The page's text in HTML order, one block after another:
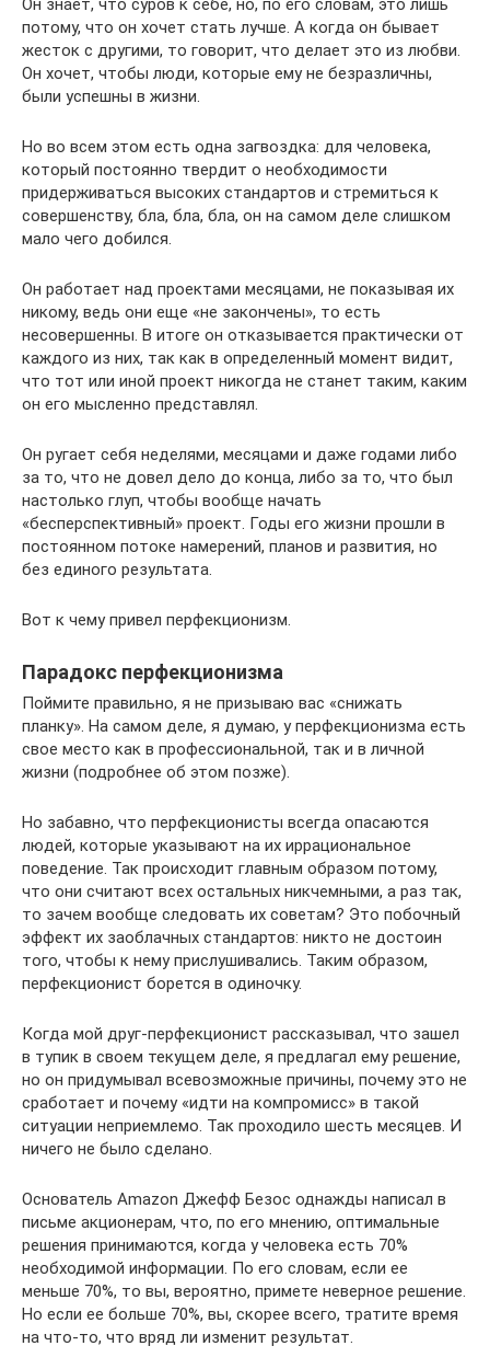
Он знает, что суров к себе, но, по его словам, это лишь
потому, что он хочет стать лучше. А когда он бывает
жесток с другими, то говорит, что делает это из любви.
Он хочет, чтобы люди, которые ему не безразличны,
были успешны в жизни.
Но во всем этом есть одна загвоздка: для человека,
который постоянно твердит о необходимости
придерживаться высоких стандартов и стремиться к
совершенству, бла, бла, бла, он на самом деле слишком
мало чего добился.
Он работает над проектами месяцами, не показывая их
никому, ведь они еще «не закончены», то есть
несовершенны. В итоге он отказывается практически от
каждого из них, так как в определенный момент видит,
что тот или иной проект никогда не станет таким, каким
он его мысленно представлял.
Он ругает себя неделями, месяцами и даже годами либо
за то, что не довел дело до конца, либо за то, что был
настолько глуп, чтобы вообще начать
«бесперспективный» проект. Годы его жизни прошли в
постоянном потоке намерений, планов и развития, но
без единого результата.
Вот к чему привел перфекционизм.
Парадокс перфекционизма
Поймите правильно, я не призываю вас «снижать
планку». На самом деле, я думаю, у перфекционизма есть
свое место как в профессиональной, так и в личной
жизни (подробнее об этом позже).
Но забавно, что перфекционисты всегда опасаются
людей, которые указывают на их иррациональное
поведение. Так происходит главным образом потому,
что они считают всех остальных никчемными, а раз так,
то зачем вообще следовать их советам? Это побочный
эффект их заоблачных стандартов: никто не достоин
того, чтобы к нему прислушивались. Таким образом,
перфекционист борется в одиночку.
Когда мой друг-перфекционист рассказывал, что зашел
в тупик в своем текущем деле, я предлагал ему решение,
но он придумывал всевозможные причины, почему это не
сработает и почему «идти на компромисс» в такой
ситуации неприемлемо. Так проходило шесть месяцев. И
ничего не было сделано.
Основатель Amazon Джефф Безос однажды написал в
письме акционерам, что, по его мнению, оптимальные
решения принимаются, когда у человека есть 70%
необходимой информации. По его словам, если ее
меньше 70%, то вы, вероятно, примете неверное решение.
Но если ее больше 70%, вы, скорее всего, тратите время
на что-то, что вряд ли изменит результат.